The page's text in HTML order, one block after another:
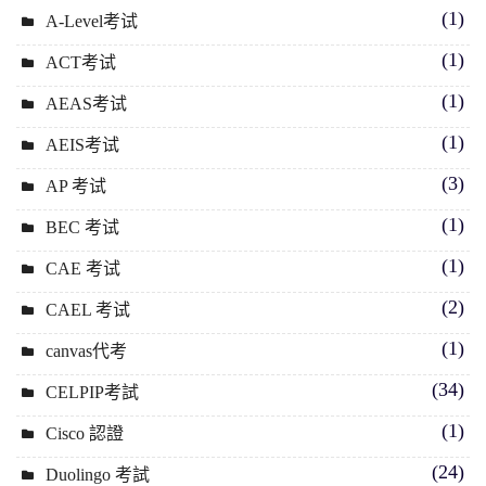
A-Level考试 (1)
ACT考试 (1)
AEAS考试 (1)
AEIS考试 (1)
AP 考试 (3)
BEC 考试 (1)
CAE 考试 (1)
CAEL 考试 (2)
canvas代考 (1)
CELPIP考試 (34)
Cisco 認證 (1)
Duolingo 考試 (24)